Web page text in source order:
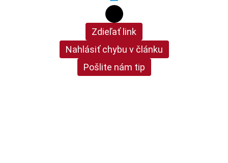
Zdieľať link
Nahlásiť chybu v článku
Pošlite nám tip